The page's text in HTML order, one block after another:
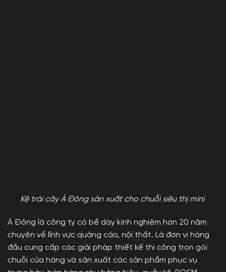
Kệ trái cây Á Đông sản xuất cho chuỗi siêu thị mini
Á Đông là công ty có bề dày kinh nghiệm hơn 20 năm
chuyên về lĩnh vực quảng cáo, nội thất. Là đơn vị hàng
đầu cung cấp các giải pháp thiết kế thi công trọn gói
chuỗi cửa hàng và sản xuất các sản phẩm phục vụ